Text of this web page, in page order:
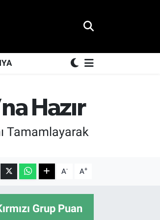
Hazır
Tamamlayarak
A- A+
Grup Puan